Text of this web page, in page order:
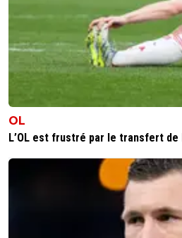
Ragnar-Lodbrok7 24 mai
50M et il part ^^
+
minimum alors😜
Répondre
Ragnar-Lodbrok7
L OL a besoin d
OL
L’OL est frustré par le transfert de